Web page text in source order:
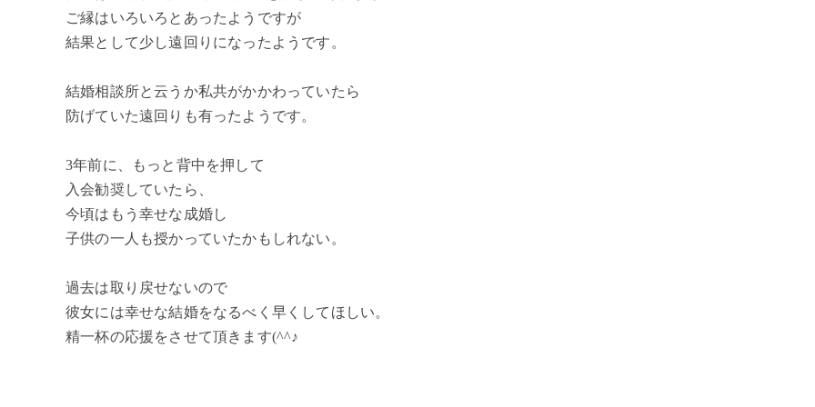
ご縁はいろいろとあったようですが
結果として少し遠回りになったようです。
結婚相談所と云うか私共がかかわっていたら
防げていた遠回りも有ったようです。
3年前に、もっと背中を押して
入会勧奨していたら、
今頃はもう幸せな成婚し
子供の一人も授かっていたかもしれない。
過去は取り戻せないので
彼女には幸せな結婚をなるべく早くしてほしい。
精一杯の応援をさせて頂きます(^^♪